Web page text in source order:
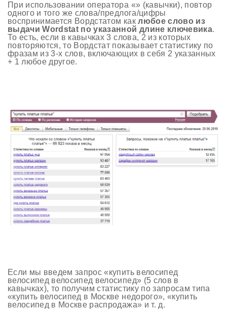
При использовании оператора «» (кавычки), повтор
одного и того же слова/предлога/цифры
воспринимается Вордстатом каклюбое слово из
выдачи Wordstat по указанной длине ключевика.
То есть, если в кавычках 3 слова, 2 из которых
повторяются, то Вордстат показывает статистику по
фразам из 3-х слов, включающих в себя 2 указанных
+ 1 любое другое.
Если мы введем запрос «купить велосипед
велосипед велосипед велосипед» (5 слов в
кавычках), то получим статистику по запросам типа
«купить велосипед в Москве недорого», «купить
велосипед в Москве распродажа» и т. д.